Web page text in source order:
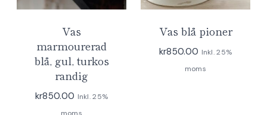
Vas
marmourerad
blå, gul, turkos
randig
kr850.00 Inkl. 25%
Vas blå pioner
kr850.00 Inkl. 25%
moms